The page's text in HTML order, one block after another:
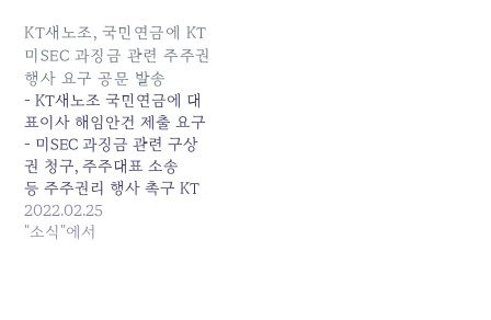
KT새노조, 국민연금에 KT
미SEC 과징금 관련 주주권
행사 요구 공문 발송
- KT새노조 국민연금에 대
표이사 해임안건 제출 요구
- 미SEC 과징금 관련 구상
권 청구, 주주대표 소송
등 주주권리 행사 촉구 KT
새노조는 2월 22일 국민연
금공단에 공문을 보내고, 미
2022.02.25
"소식"에서